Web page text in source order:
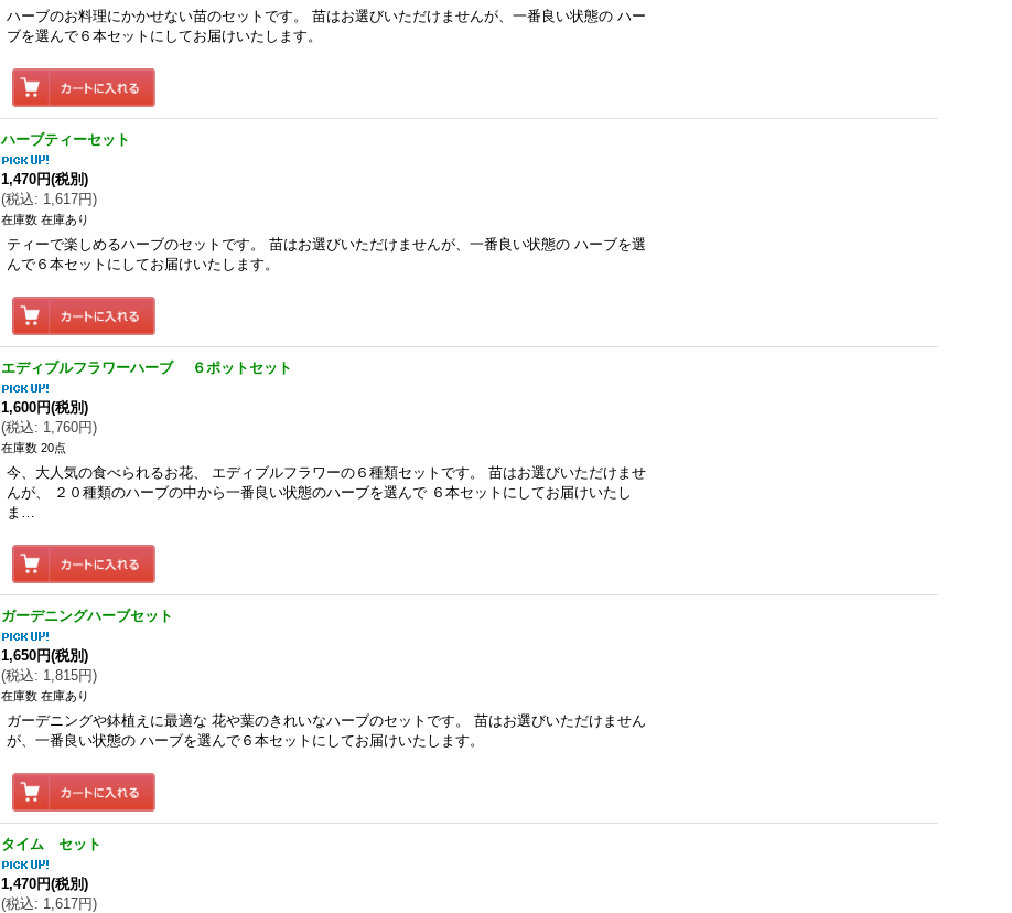
ハーブのお料理にかかせない苗のセットです。 苗はお選びいただけませんが、一番良い状態の ハー
ブを選んで６本セットにしてお届けいたします。
ハーブティーセット
1,470円(税別)
(税込: 1,617円)
在庫数 在庫あり
ティーで楽しめるハーブのセットです。 苗はお選びいただけませんが、一番良い状態の ハーブを選
んで６本セットにしてお届けいたします。
エディブルフラワーハーブ ６ポットセット
1,600円(税別)
(税込: 1,760円)
在庫数 20点
今、大人気の食べられるお花、 エディブルフラワーの６種類セットです。 苗はお選びいただけませ
んが、 ２０種類のハーブの中から一番良い状態のハーブを選んで ６本セットにしてお届けいたし
ま…
ガーデニングハーブセット
1,650円(税別)
(税込: 1,815円)
在庫数 在庫あり
ガーデニングや鉢植えに最適な 花や葉のきれいなハーブのセットです。 苗はお選びいただけません
が、一番良い状態の ハーブを選んで６本セットにしてお届けいたします。
タイム セット
1,470円(税別)
(税込: 1,617円)